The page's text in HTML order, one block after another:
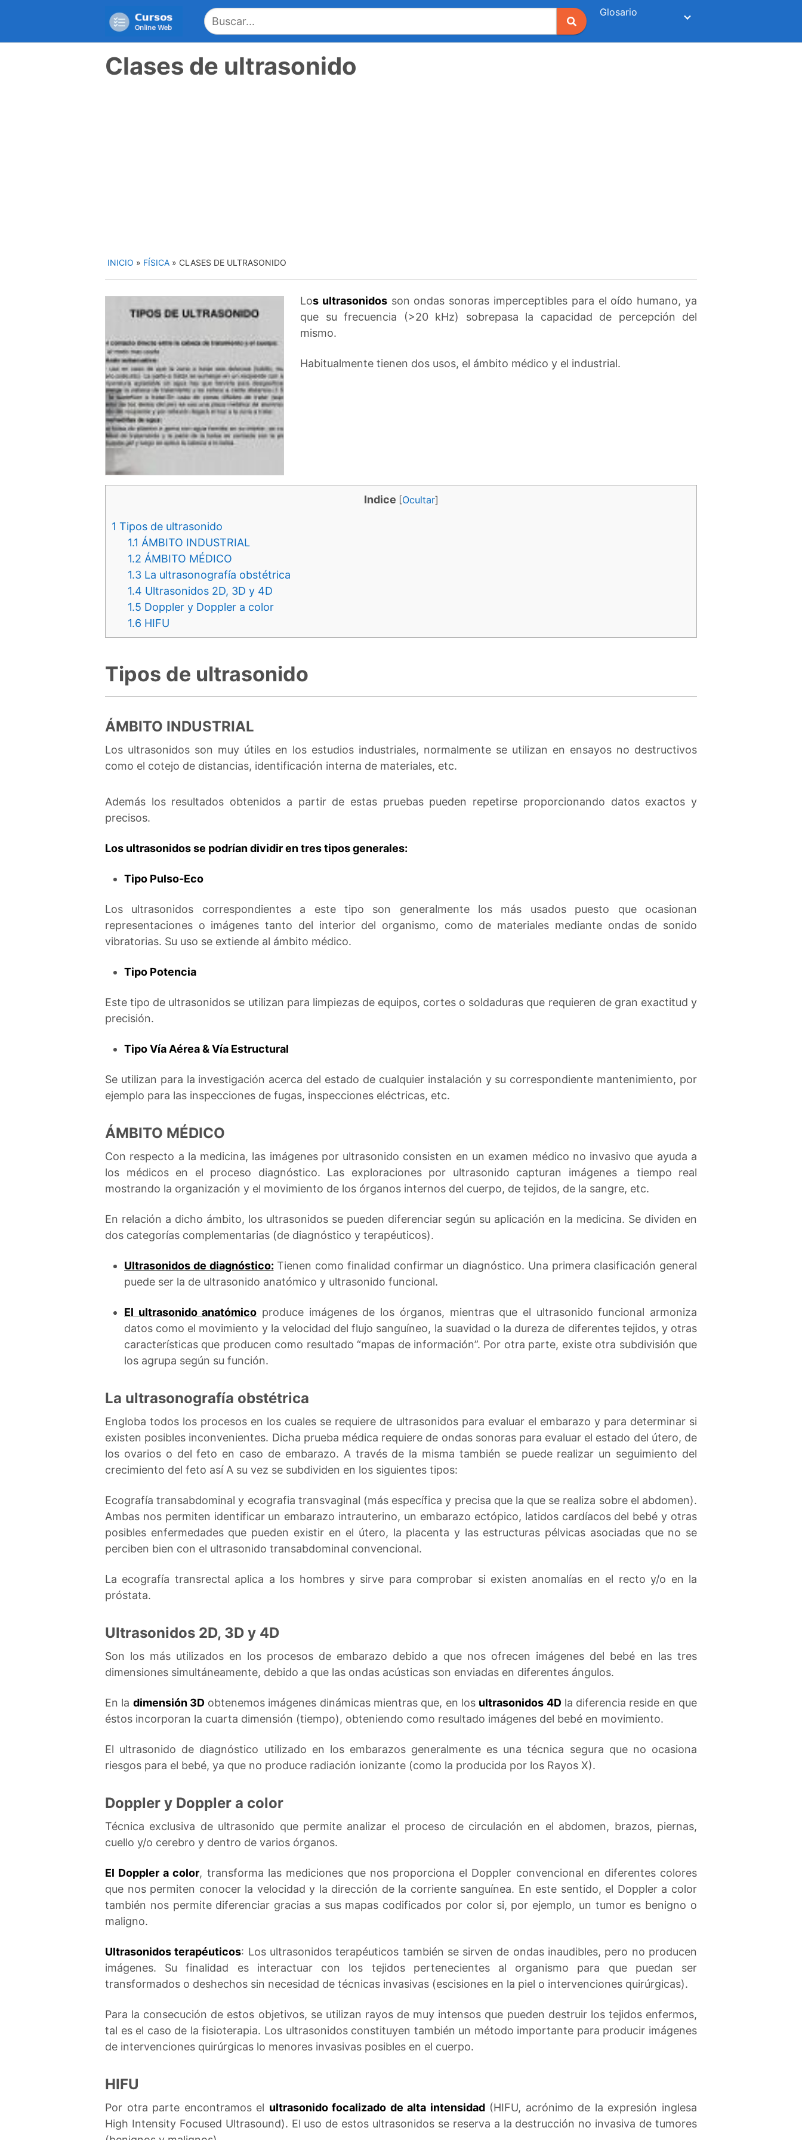
Glosario
Clases de ultrasonido
INICIO » FÍSICA » CLASES DE ULTRASONIDO
Los ultrasonidosson ondas sonoras imperceptibles para el oído humano, ya
que su frecuencia (>20 kHz) sobrepasa la capacidad de percepción del
mismo.
Habitualmente tienen dos usos, el ámbito médico y el industrial.
Indice [Ocultar]
1 Tipos de ultrasonido
1.1 ÁMBITO INDUSTRIAL
1.2 ÁMBITO MÉDICO
1.3 La ultrasonografía obstétrica
1.4 Ultrasonidos 2D, 3D y 4D
1.5 Doppler y Doppler a color
1.6 HIFU
Tipos de ultrasonido
ÁMBITO INDUSTRIAL
Los ultrasonidos son muy útiles en los estudios industriales, normalmente se utilizan en ensayos no destructivos
como el cotejo de distancias, identificación interna de materiales, etc.
Además los resultados obtenidos a partir de estas pruebas pueden repetirse proporcionando datos exactos y
precisos.
Los ultrasonidos se podrían dividir en tres tipos generales:
Tipo Pulso-Eco
Los ultrasonidos correspondientes a este tipo son generalmente los más usados puesto que ocasionan
representaciones o imágenes tanto del interior del organismo, como de materiales mediante ondas de sonido
vibratorias. Su uso se extiende al ámbito médico.
Tipo Potencia
Este tipo de ultrasonidos se utilizan para limpiezas de equipos, cortes o soldaduras que requieren de gran exactitud y
precisión.
Tipo Vía Aérea & Vía Estructural
Se utilizan para la investigación acerca del estado de cualquier instalación y su correspondiente mantenimiento, por
ejemplo para las inspecciones de fugas, inspecciones eléctricas, etc.
ÁMBITO MÉDICO
Con respecto a la medicina, las imágenes por ultrasonido consisten en un examen médico no invasivo que ayuda a
los médicos en el proceso diagnóstico. Las exploraciones por ultrasonido capturan imágenes a tiempo real
mostrando la organización y el movimiento de los órganos internos del cuerpo, de tejidos, de la sangre, etc.
En relación a dicho ámbito, los ultrasonidos se pueden diferenciar según su aplicación en la medicina. Se dividen en
dos categorías complementarias (de diagnóstico y terapéuticos).
Ultrasonidos de diagnóstico: Tienen como finalidad confirmar un diagnóstico. Una primera clasificación general
puede ser la de ultrasonido anatómico y ultrasonido funcional.
El ultrasonido anatómico produce imágenes de los órganos, mientras que el ultrasonido funcional armoniza
datos como el movimiento y la velocidad del flujo sanguíneo, la suavidad o la dureza de diferentes tejidos, y otras
características que producen como resultado “mapas de información”. Por otra parte, existe otra subdivisión que
los agrupa según su función.
La ultrasonografía obstétrica
Engloba todos los procesos en los cuales se requiere de ultrasonidos para evaluar el embarazo y para determinar si
existen posibles inconvenientes. Dicha prueba médica requiere de ondas sonoras para evaluar el estado del útero, de
los ovarios o del feto en caso de embarazo. A través de la misma también se puede realizar un seguimiento del
crecimiento del feto así A su vez se subdividen en los siguientes tipos:
Ecografía transabdominal y ecografia transvaginal (más específica y precisa que la que se realiza sobre el abdomen).
Ambas nos permiten identificar un embarazo intrauterino, un embarazo ectópico, latidos cardíacos del bebé y otras
posibles enfermedades que pueden existir en el útero, la placenta y las estructuras pélvicas asociadas que no se
perciben bien con el ultrasonido transabdominal convencional.
La ecografía transrectal aplica a los hombres y sirve para comprobar si existen anomalías en el recto y/o en la
próstata.
Ultrasonidos 2D, 3D y 4D
Son los más utilizados en los procesos de embarazo debido a que nos ofrecen imágenes del bebé en las tres
dimensiones simultáneamente, debido a que las ondas acústicas son enviadas en diferentes ángulos.
En la dimensión 3Dobtenemos imágenes dinámicas mientras que, en los ultrasonidos 4Dla diferencia reside en que
éstos incorporan la cuarta dimensión (tiempo), obteniendo como resultado imágenes del bebé en movimiento.
El ultrasonido de diagnóstico utilizado en los embarazos generalmente es una técnica segura que no ocasiona
riesgos para el bebé, ya que no produce radiación ionizante (como la producida por los Rayos X).
Doppler y Doppler a color
Técnica exclusiva de ultrasonido que permite analizar el proceso de circulación en el abdomen, brazos, piernas,
cuello y/o cerebro y dentro de varios órganos.
El Doppler a color, transforma las mediciones que nos proporciona el Doppler convencional en diferentes colores
que nos permiten conocer la velocidad y la dirección de la corriente sanguínea. En este sentido, el Doppler a color
también nos permite diferenciar gracias a sus mapas codificados por color si, por ejemplo, un tumor es benigno o
maligno.
Ultrasonidos terapéuticos: Los ultrasonidos terapéuticos también se sirven de ondas inaudibles, pero no producen
imágenes. Su finalidad es interactuar con los tejidos pertenecientes al organismo para que puedan ser
transformados o deshechos sin necesidad de técnicas invasivas (escisiones en la piel o intervenciones quirúrgicas).
Para la consecución de estos objetivos, se utilizan rayos de muy intensos que pueden destruir los tejidos enfermos,
tal es el caso de la fisioterapia. Los ultrasonidos constituyen también un método importante para producir imágenes
de intervenciones quirúrgicas lo menores invasivas posibles en el cuerpo.
HIFU
Por otra parte encontramos el ultrasonido focalizado de alta intensidad(HIFU, acrónimo de la expresión inglesa
High Intensity Focused Ultrasound). El uso de estos ultrasonidos se reserva a la destrucción no invasiva de tumores